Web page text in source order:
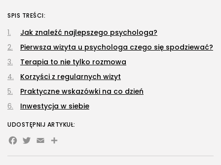
SPIS TREŚCI:
Jak znaleźć najlepszego psychologa?
Pierwsza wizyta u psychologa czego się spodziewać?
Terapia to nie tylko rozmowa
Korzyści z regularnych wizyt
Praktyczne wskazówki na co dzień
Inwestycja w siebie
UDOSTĘPNIJ ARTYKUŁ:
Facebook
Twitter
EmailShare